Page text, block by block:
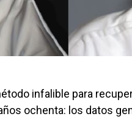
infalible para
ochenta: los datos